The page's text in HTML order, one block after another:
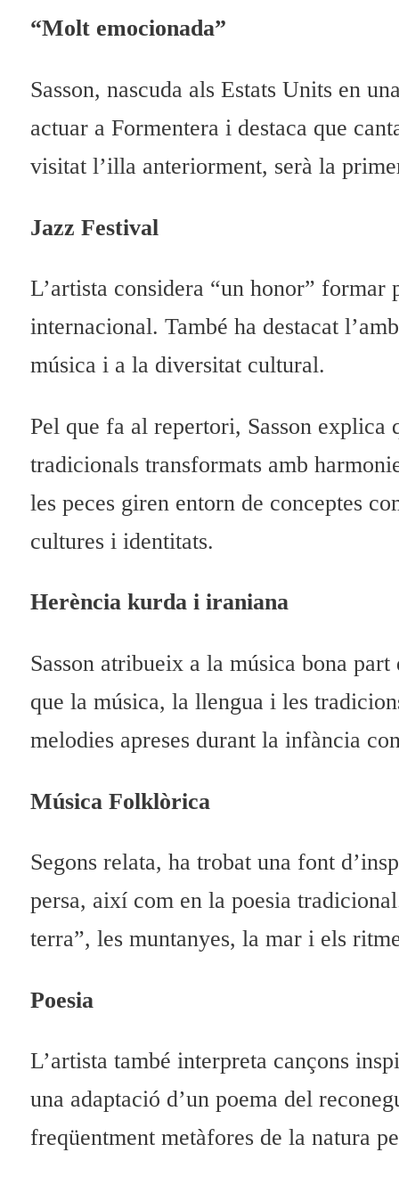
“Molt emocionada”
Sasson, nascuda als Estats Units en
actuar a Formentera i destaca que
visitat l’illa anteriorment, serà la
Jazz Festival
L’artista considera “un honor”
internacional. També ha destacat
música i a la diversitat cultural.
Pel que fa al repertori, Sasson
tradicionals transformats amb
les peces giren entorn de conceptes
cultures i identitats.
Herència kurda i iraniana
Sasson atribueix a la música bona
que la música, la llengua i les
melodies apreses durant la infància
Música Folklòrica
Segons relata, ha trobat una font
persa, així com en la poesia
terra”, les muntanyes, la mar i els
Poesia
L’artista també interpreta cançons
una adaptació d’un poema del
freqüentment metàfores de la natura